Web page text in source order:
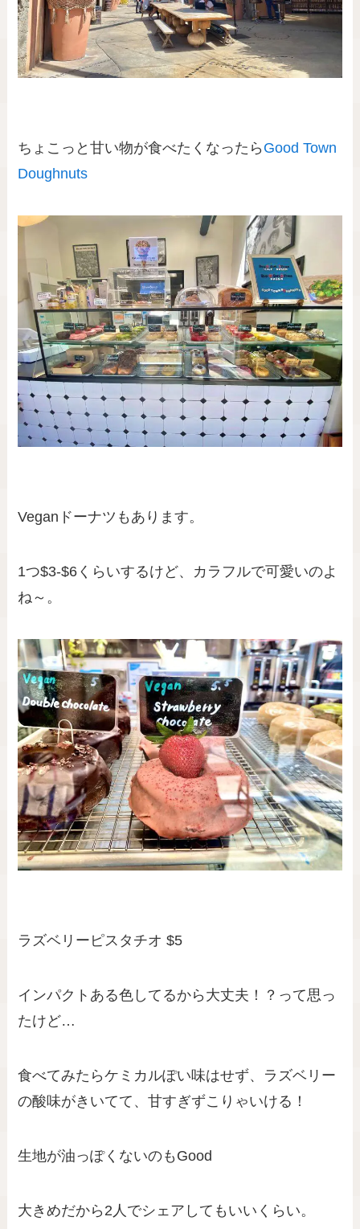
ちょこっと甘い物が食べたくなったら Good Town
Doughnuts
Veganドーナツもあります。
1つ$3-$6くらいするけど、カラフルで可愛いのよ
ね～。
ラズベリーピスタチオ $5
インパクトある色してるから大丈夫！？って思っ
たけど…
食べてみたらケミカルぽい味はせず、ラズベリー
の酸味がきいてて、甘すぎずこりゃいける！
生地が油っぽくないのもGood
大きめだから2人でシェアしてもいいくらい。